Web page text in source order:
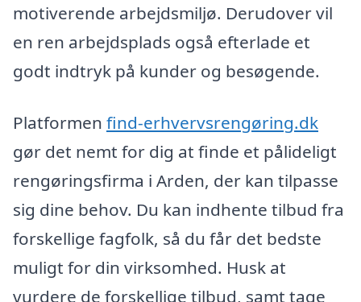
motiverende arbejdsmiljø. Derudover vil
en ren arbejdsplads også efterlade et
godt indtryk på kunder og besøgende.
Platformen find-erhvervsrengøring.dk
gør det nemt for dig at finde et pålideligt
rengøringsfirma i Arden, der kan tilpasse
sig dine behov. Du kan indhente tilbud fra
forskellige fagfolk, så du får det bedste
muligt for din virksomhed. Husk at
vurdere de forskellige tilbud, samt tage